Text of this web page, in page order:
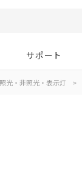
サポート
光・非照光・表示灯 >